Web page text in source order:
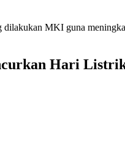
MKI guna
Hari Listrik